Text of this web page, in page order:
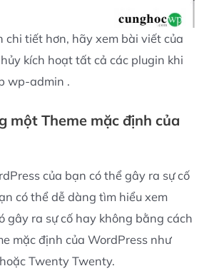
chi tiết hơn, hãy xem bài viết của
kích hoạt tất cả các plugin khi
wp-admin .
một Theme mặc định của
của bạn có thể gây ra sự cố
có thể dễ dàng tìm hiểu xem
gây ra sự cố hay không bằng cách
mặc định của WordPress như
Twenty Twenty.